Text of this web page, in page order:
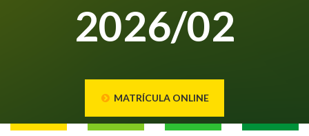
2026/02
MATRÍCULA ONLINE